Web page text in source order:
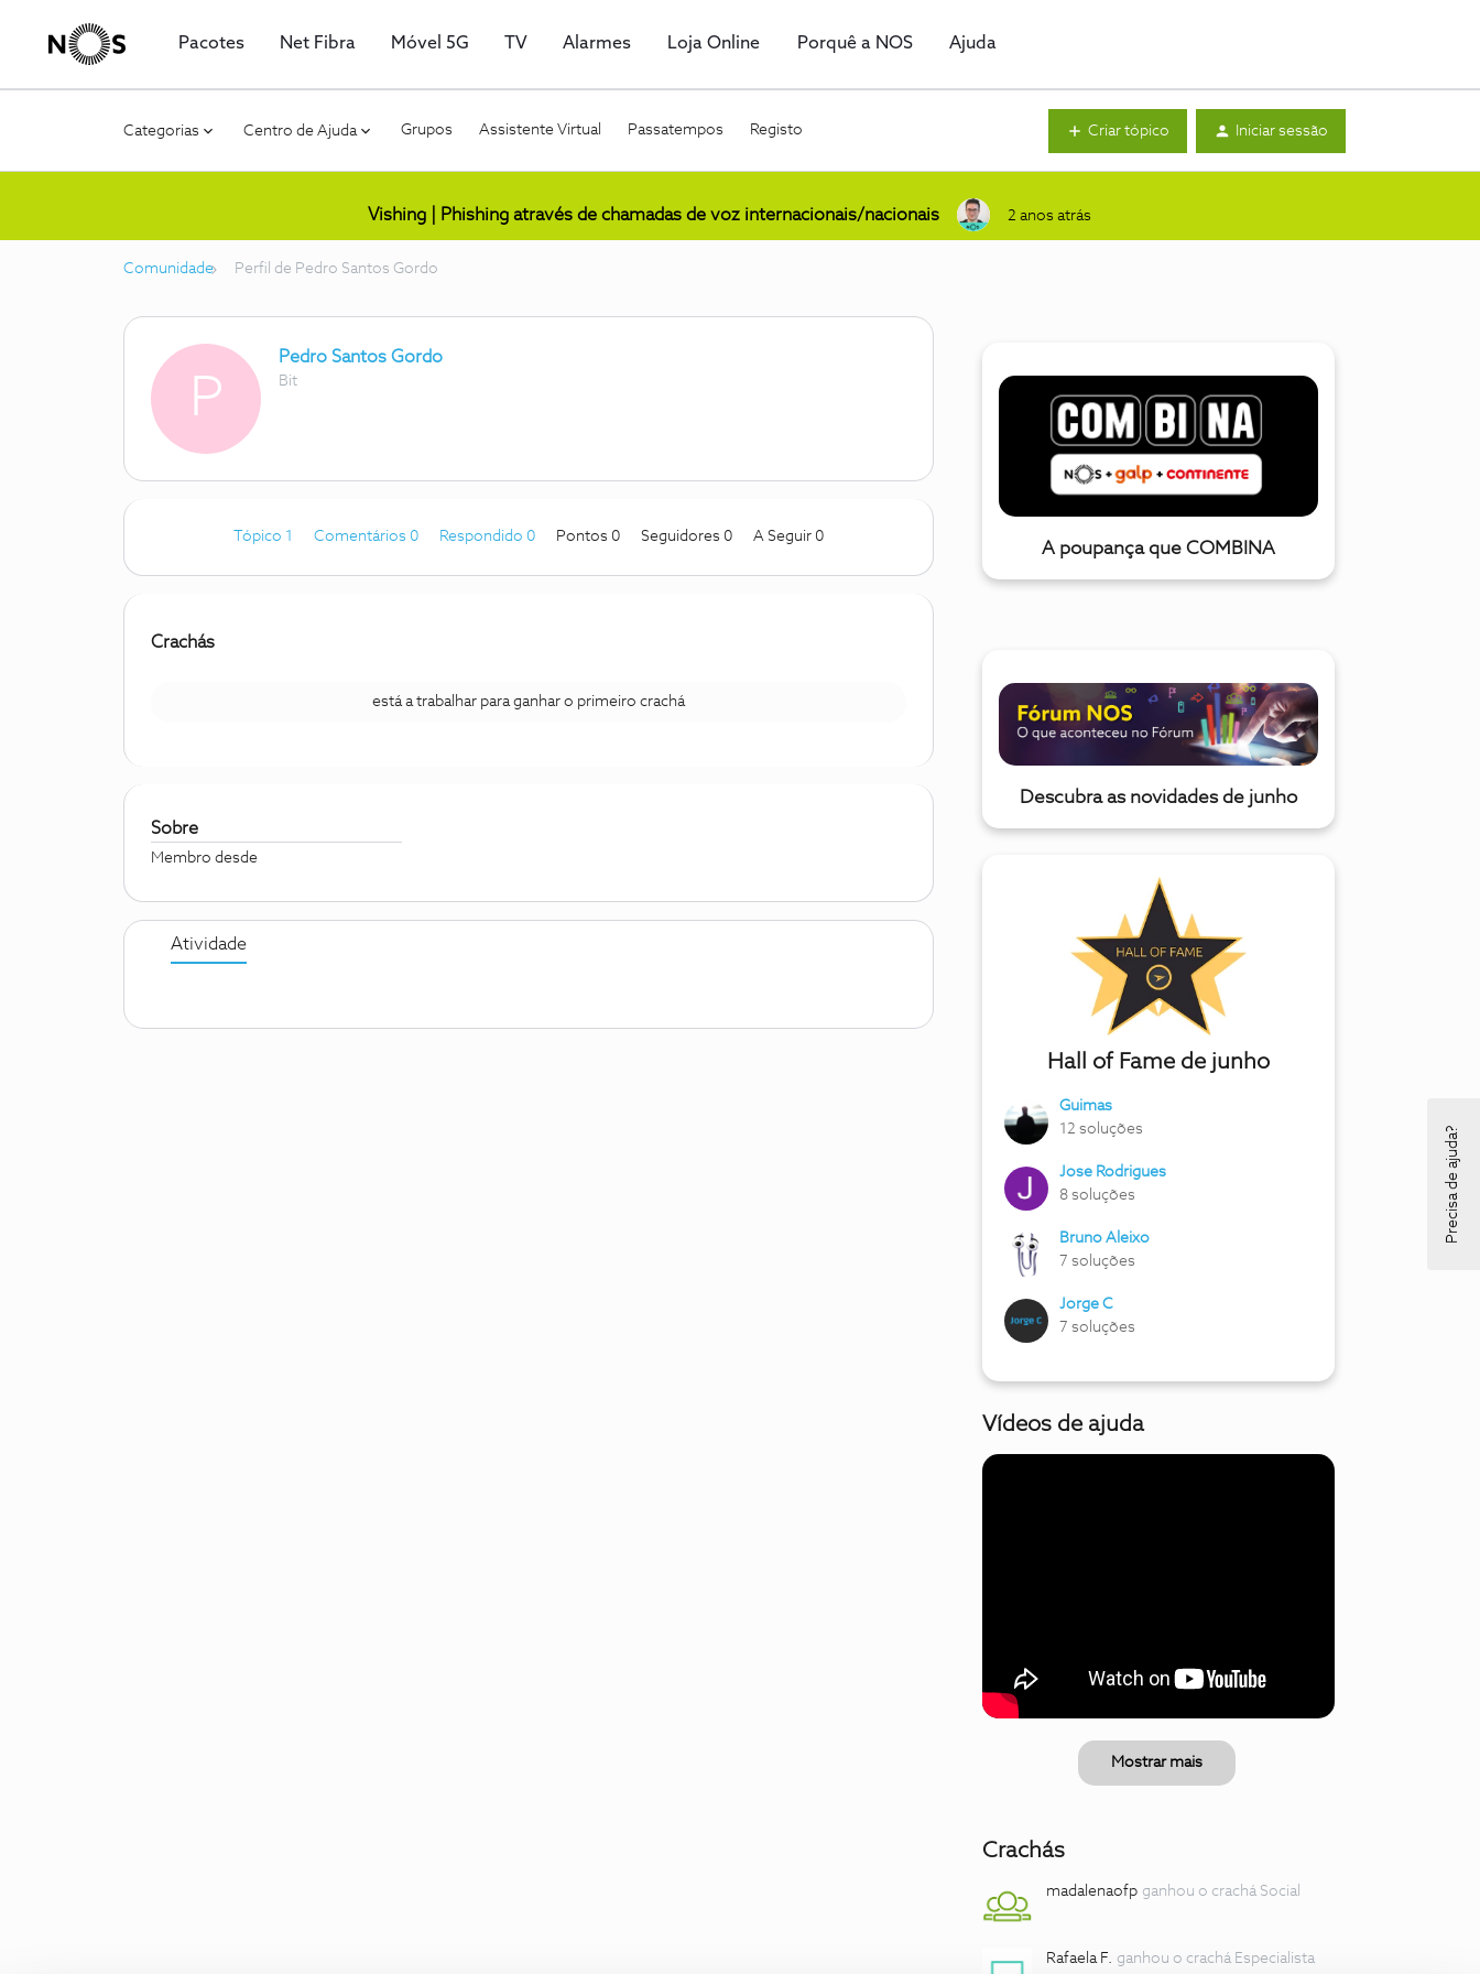
Pacotes Net Fibra Móvel 5G TV Alarmes Loja Online Porquê a NOS Ajuda
Categorias Centro de Ajuda Grupos Assistente Virtual Passatempos Registo Criar tópico Iniciar sessão
Vishing | Phishing através de chamadas de voz internacionais/nacionais 2 anos atrás
Comunidade Perfil de Pedro Santos Gordo
P
Pedro Santos Gordo
Bit
Tópico 1 Comentários 0 Respondido 0 Pontos 0 Seguidores 0 A Seguir 0
Crachás
está a trabalhar para ganhar o primeiro crachá
Sobre
Membro desde
Atividade
A poupança que COMBINA
Descubra as novidades de junho
Hall of Fame de junho
Guimas
12 soluções
Jose Rodrigues
8 soluções
Bruno Aleixo
7 soluções
Jorge C
7 soluções
Vídeos de ajuda
Mostrar mais
Crachás
madalenaofp ganhou o crachá Social
Rafaela F. ganhou o crachá Especialista
Precisa de ajuda?